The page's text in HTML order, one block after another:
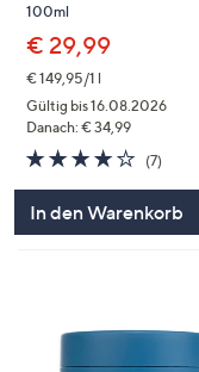
100ml
€ 29,99
€ 149,95/1 l
Gültig bis 16.08.2026
Danach: € 34,99
4.1
von
(7)7
In den Warenkorb